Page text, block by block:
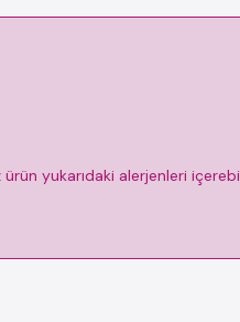
yukarıdaki alerjenleri